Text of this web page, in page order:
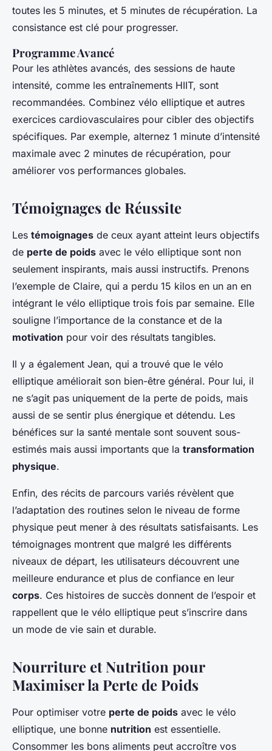
toutes les 5 minutes, et 5 minutes de récupération. La
consistance est clé pour progresser.
Programme Avancé
Pour les athlètes avancés, des sessions de haute
intensité, comme les entraînements HIIT, sont
recommandées. Combinez vélo elliptique et autres
exercices cardiovasculaires pour cibler des objectifs
spécifiques. Par exemple, alternez 1 minute d’intensité
maximale avec 2 minutes de récupération, pour
améliorer vos performances globales.
Témoignages de Réussite
Les témoignages de ceux ayant atteint leurs objectifs
de perte de poids avec le vélo elliptique sont non
seulement inspirants, mais aussi instructifs. Prenons
l’exemple de Claire, qui a perdu 15 kilos en un an en
intégrant le vélo elliptique trois fois par semaine. Elle
souligne l’importance de la constance et de la
motivation pour voir des résultats tangibles.
Il y a également Jean, qui a trouvé que le vélo
elliptique améliorait son bien-être général. Pour lui, il
ne s’agit pas uniquement de la perte de poids, mais
aussi de se sentir plus énergique et détendu. Les
bénéfices sur la santé mentale sont souvent sous-
estimés mais aussi importants que la transformation
physique.
Enfin, des récits de parcours variés révèlent que
l’adaptation des routines selon le niveau de forme
physique peut mener à des résultats satisfaisants. Les
témoignages montrent que malgré les différents
niveaux de départ, les utilisateurs découvrent une
meilleure endurance et plus de confiance en leur
corps. Ces histoires de succès donnent de l’espoir et
rappellent que le vélo elliptique peut s’inscrire dans
un mode de vie sain et durable.
Nourriture et Nutrition pour
Maximiser la Perte de Poids
Pour optimiser votre perte de poids avec le vélo
elliptique, une bonne nutrition est essentielle.
Consommer les bons aliments peut accroître vos